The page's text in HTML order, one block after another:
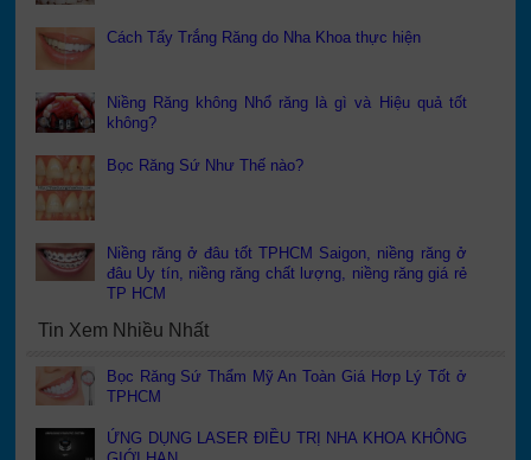
Cách Tẩy Trắng Răng do Nha Khoa thực hiện
Niềng Răng không Nhổ răng là gì và Hiệu quả tốt
không?
Bọc Răng Sứ Như Thế nào?
Niềng răng ở đâu tốt TPHCM Saigon, niềng răng ở
đâu Uy tín, niềng răng chất lượng, niềng răng giá rẻ
TP HCM
Tin Xem Nhiều Nhất
Bọc Răng Sứ Thẩm Mỹ An Toàn Giá Hơp Lý Tốt ở
TPHCM
ỨNG DỤNG LASER ĐIỀU TRỊ NHA KHOA KHÔNG